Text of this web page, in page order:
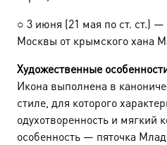
○ 3 июня (21 мая по ст. ст.)
Москвы от крымского хана
Художественные
Икона выполнена в
стиле, для которого
одухотворенность и мягкий
особенность — пяточка